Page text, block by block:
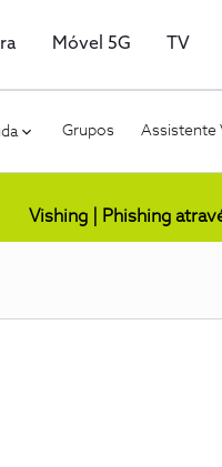
Móvel 5G TV
Grupos Assistente
Vishing | Phishing